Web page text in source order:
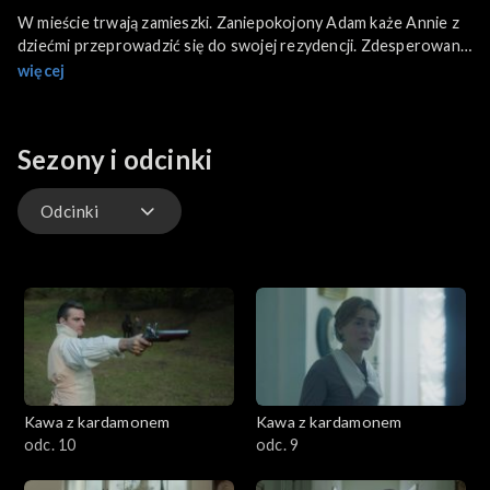
W mieście trwają zamieszki. Zaniepokojony Adam każe Annie z
dziećmi przeprowadzić się do swojej rezydencji. Zdesperowana
Józia wyrusza na pielgrzymkę. Ma nadzieję, że wymodli cud i
więcej
Sezony i odcinki
Odcinki
Kawa z kardamonem
odc. 10
Kawa z kardamonem
odc. 9